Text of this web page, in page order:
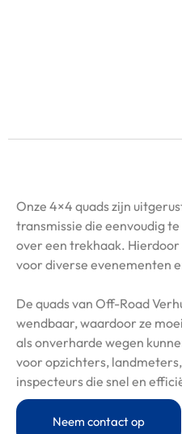
Onze 4×4 quads zijn
transmissie die eenvoudig
over een trekhaak.
voor diverse evenementen
De quads van Off-Road
wendbaar, waardoor ze
als onverharde wegen
voor opzichters,
inspecteurs die snel en
Neem contact op